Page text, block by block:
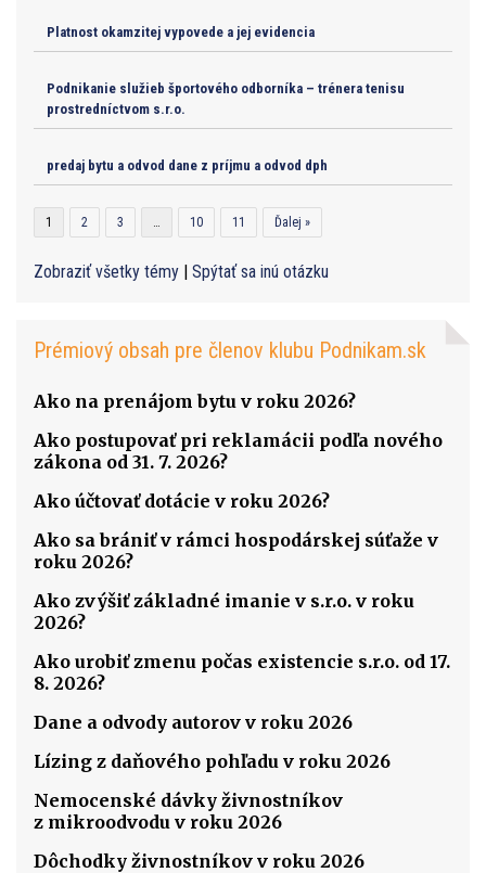
Platnost okamzitej vypovede a jej evidencia
Podnikanie služieb športového odborníka – trénera tenisu
prostredníctvom s.r.o.
predaj bytu a odvod dane z príjmu a odvod dph
1 2 3 10 11 Ďalej »
Zobraziť všetky témy | Spýtať sa inú otázku
Prémiový obsah pre členov klubu Podnikam.sk
Ako na prenájom bytu v roku 2026?
Ako postupovať pri reklamácii podľa nového
zákona od 31. 7. 2026?
Ako účtovať dotácie v roku 2026?
Ako sa brániť v rámci hospodárskej súťaže v
roku 2026?
Ako zvýšiť základné imanie v s.r.o. v roku
2026?
Ako urobiť zmenu počas existencie s.r.o. od 17.
8. 2026?
Dane a odvody autorov v roku 2026
Lízing z daňového pohľadu v roku 2026
Nemocenské dávky živnostníkov
z mikroodvodu v roku 2026
Dôchodky živnostníkov v roku 2026